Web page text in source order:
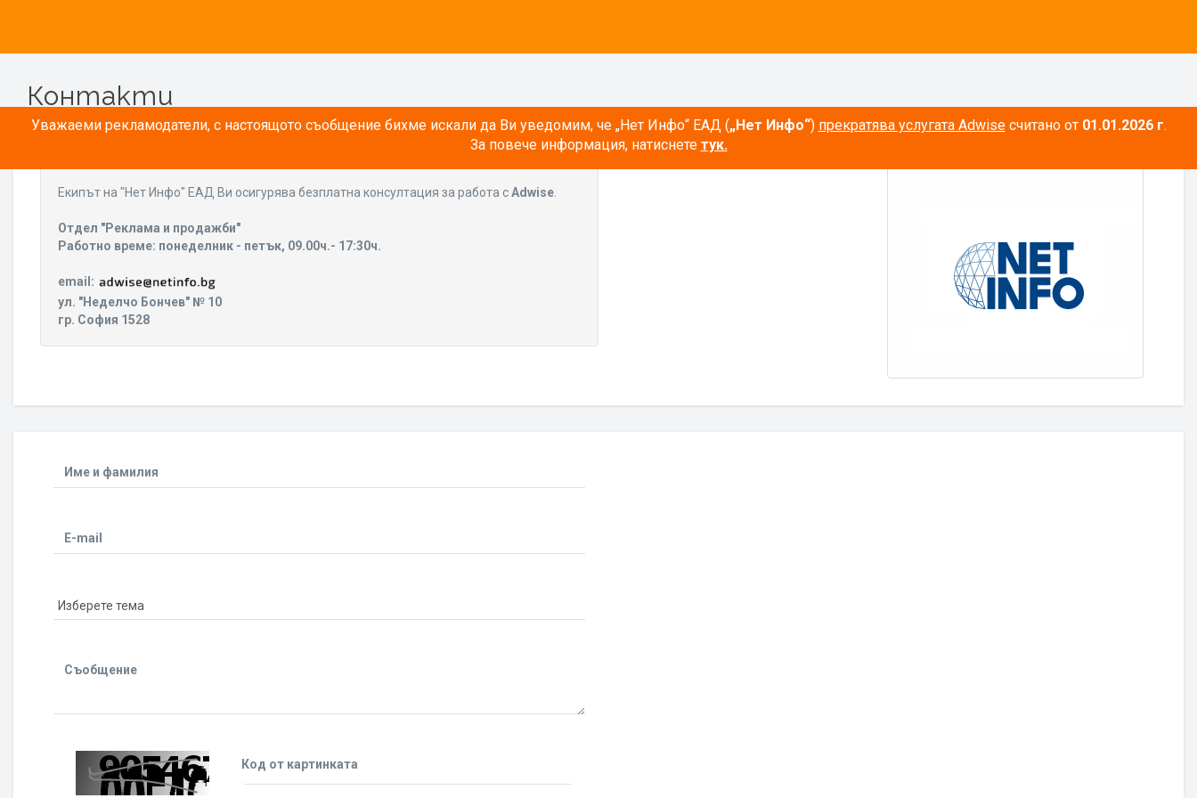
Уважаеми рекламодатели, с настоящото съобщение бихме искали да Ви уведомим, че „Нет Инфо“ ЕАД („Нет Инфо“) прекратява услугата Adwiseсчитано от 01.01.2026 г.
За повече информация, натиснете тук.
Контакти
Eкипът на "Нет Инфо" ЕАД Ви осигурява безплатна консултация за работа сAdwise
Отдел "Реклама и продажби"
Работно време: понеделник - петък, 09.00ч.- 17:30ч.
email:
ул. "Неделчо Бончев" № 10
гр. София 1528
Име и фамилия
E-mail
Съобщение
Код от картинката